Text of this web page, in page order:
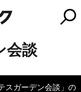
会談
スガーデン会談」の